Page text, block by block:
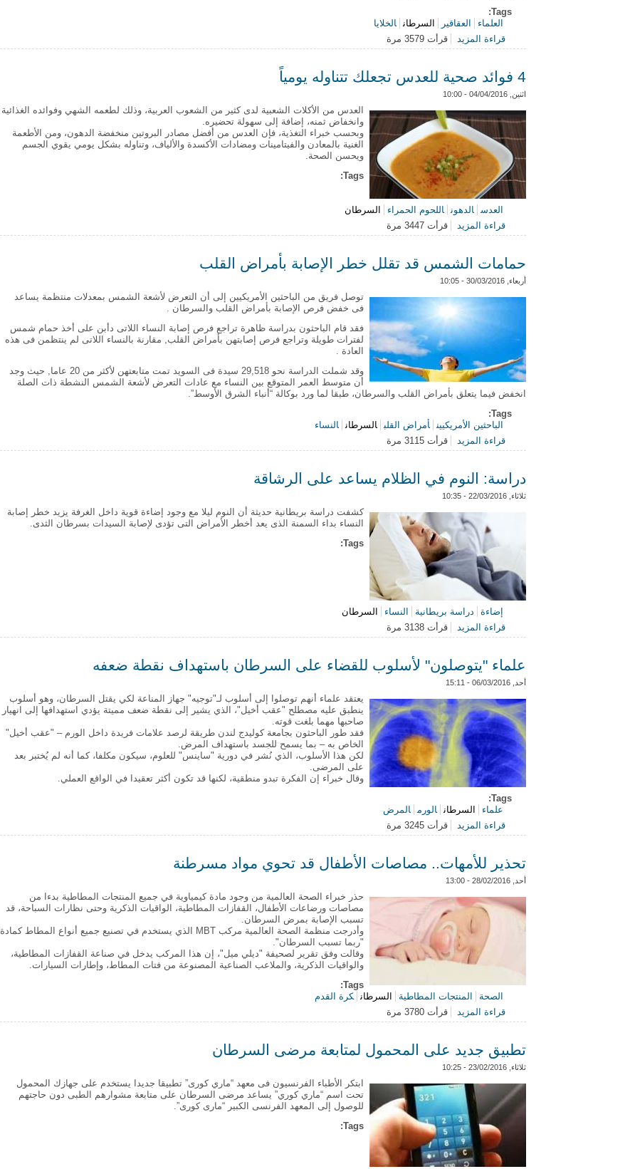
Tags:
العلماء
العقاقير السرطان
الخلايا
قراءة المزيدحول اختبار تقنية جديدة لقياس فاعلية العقاقير في القضاء على السرطان
قرأت 3579 مرة
4 فوائد صحية للعدس تجعلك تتناوله يومياً
اثنين, 04/04/2016 - 10:00
العدس من الأكلات الشعبية لدى كثير من الشعوب العربية، وذلك لطعمه الشهي وفوائده الغذائية
وانخفاض ثمنه، إضافة إلى سهولة تحضيره.
وبحسب خبراء التغذية، فإن العدس من أفضل مصادر البروتين منخفضة الدهون، ومن الأطعمة
الغنية بالمعادن والفيتامينات ومضادات الأكسدة والألياف، وتناوله بشكل يومي يقوي الجسم
ويحسن الصحة.
Tags:
العدس الدهون اللحوم الحمراء
السرطان
قراءة المزيدحول 4 فوائد صحية للعدس تجعلك تتناوله يومياًقرأت 3447 مرة
حمامات الشمس قد تقلل خطر الإصابة بأمراض القلب
أربعاء, 30/03/2016 - 10:05
توصل فريق من الباحثين الأمريكيين إلى أن التعرض لأشعة الشمس بمعدلات منتظمة يساعد
فى خفض فرص الإصابة بأمراض القلب والسرطان .
فقد قام الباحثون بدراسة ظاهرة تراجع فرص إصابة النساء اللاتى دأبن على أخذ حمام شمس
لفترات طويلة وتراجع فرص إصابتهن بأمراض القلب, مقارنة بالنساء اللاتى لم ينتظمن فى هذه
العادة .
وقد شملت الدراسة نحو 29,518 سيدة فى السويد تمت متابعتهن لأكثر من 20 عاما, حيث وجد
أن متوسط العمر المتوقع بين النساء مع عادات التعرض لأشعة الشمس النشطة ذات الصلة
انخفض فيما يتعلق بأمراض القلب والسرطان، طبقا لما ورد بوكالة “أنباء الشرق الأوسط”.
Tags:
الباحثين الأمريكيين
أمراض القلب السرطان
النساء
قراءة المزيدحول حمامات الشمس قد تقلل خطر الإصابة بأمراض القلب
قرأت 3115 مرة
دراسة: النوم في الظلام يساعد على الرشاقة
ثلاثاء, 22/03/2016 - 10:35
كشفت دراسة بريطانية حديثة أن النوم ليلا مع وجود إضاءة قوية داخل الغرفة يزيد خطر إصابة
النساء بداء السمنة الذى يعد أخطر الأمراض التى تؤدى لإصابة السيدات بسرطان الثدى.
Tags:
إضاءة دراسة بريطانية النساء
السرطان
قراءة المزيدحول دراسة: النوم في الظلام يساعد على الرشاقة
قرأت 3138 مرة
علماء "يتوصلون" لأسلوب للقضاء على السرطان باستهداف نقطة ضعفه
أحد, 06/03/2016 - 15:11
يعتقد علماء أنهم توصلوا إلى أسلوب لـ"توجيه" جهاز المناعة لكي يقتل السرطان، وهو أسلوب
ينطبق عليه مصطلح "عقب أخيل"، الذي يشير إلى نقطة ضعف مميتة يؤدي استهدافها إلى انهيار
صاحبها مهما بلغت قوته.
فقد طور الباحثون بجامعة كوليدج لندن طريقة لرصد علامات فريدة داخل الورم – "عقب أخيل"
الخاص به – بما يسمح للجسد باستهداف المرض.
لكن هذا الأسلوب، الذي نُشر في دورية "ساينس" للعلوم، سيكون مكلفا، كما أنه لم يُختبر بعد
على المرضى.
وقال خبراء إن الفكرة تبدو منطقية، لكنها قد تكون أكثر تعقيدا في الواقع العملي.
Tags:
علماء
السرطان الورم
المرض
قراءة المزيدحول علماء "يتوصلون" لأسلوب للقضاء على السرطان باستهداف نقطة ضعفه
قرأت 3245 مرة
تحذير للأمهات.. مصاصات الأطفال قد تحوي مواد مسرطنة
أحد, 28/02/2016 - 13:00
حذر خبراء الصحة العالمية من وجود مادة كيمياوية في جميع المنتجات المطاطية بدءا من
مصاصات ورضاعات الأطفال، القفازات المطاطية، الواقيات الذكرية وحتى نظارات السباحة، قد
تسبب الإصابة بمرض السرطان.
وأدرجت منظمة الصحة العالمية مركب MBT الذي يستخدم في تصنيع جميع أنواع المطاط كمادة
"ربما تسبب السرطان".
وقالت وفق تقرير لصحيفة "ديلي ميل"، إن هذا المركب يدخل في صناعة القفازات المطاطية،
والواقيات الذكرية، والملاعب الصناعية المصنوعة من فتات المطاط، وإطارات السيارات.
Tags:
الصحة
المنتجات المطاطية السرطان
كرة القدم
قراءة المزيدحول تحذير للأمهات.. مصاصات الأطفال قد تحوي مواد مسرطنة
قرأت 3780 مرة
تطبيق جديد على المحمول لمتابعة مرضى السرطان
ثلاثاء, 23/02/2016 - 10:25
ابتكر الأطباء الفرنسيون فى معهد “ماري كورى” تطبيقا جديدا يستخدم على جهازك المحمول
تحت اسم “ماري كوري” يساعد مرضى السرطان على متابعة مشوارهم الطبى دون حاجتهم
للوصول إلى المعهد الفرنسى الكبير “مارى كورى”.
Tags: